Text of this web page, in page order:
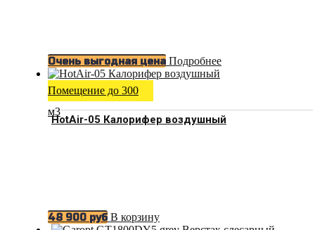
Очень выгодная цена Подробнее
Помещение до 300
м3
HotAir-05 Калорифер воздушный
48 900 руб В корзину